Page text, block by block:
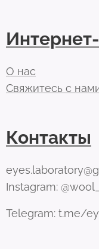
О нас
Свяжитесь с
Контакты
Instagram:
Telegram: t.me/